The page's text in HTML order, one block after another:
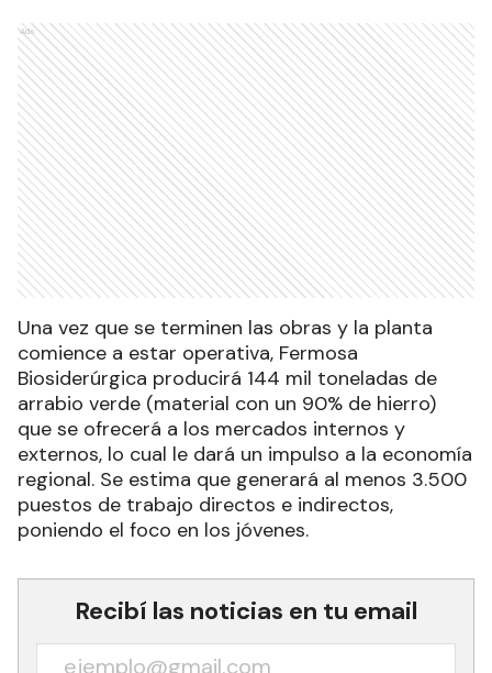
Ads
Una vez que se terminen las obras y la planta
comience a estar operativa, Fermosa
Biosiderúrgica producirá 144 mil toneladas de
arrabio verde (material con un 90% de hierro)
que se ofrecerá a los mercados internos y
externos, lo cual le dará un impulso a la economía
regional. Se estima que generará al menos 3.500
puestos de trabajo directos e indirectos,
poniendo el foco en los jóvenes.
Recibí las noticias en tu email